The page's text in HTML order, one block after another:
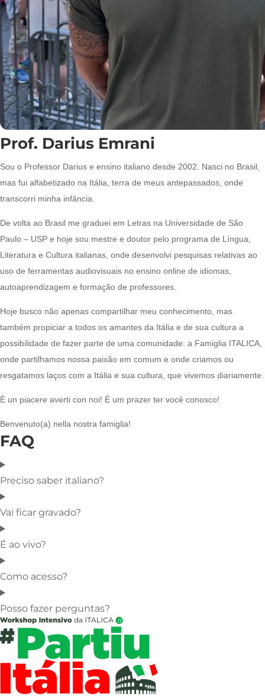
Prof. Darius Emrani
Sou o Professor Darius e ensino italiano desde 2002. Nasci no Brasil,
mas fui alfabetizado na Itália, terra de meus antepassados, onde
transcorri minha infância.
De volta ao Brasil me graduei em Letras na Universidade de São
Paulo – USP e hoje sou mestre e doutor pelo programa de Língua,
Literatura e Cultura italianas, onde desenvolvi pesquisas relativas ao
uso de ferramentas audiovisuais no ensino online de idiomas,
autoaprendizagem e formação de professores.
Hoje busco não apenas compartilhar meu conhecimento, mas
também propiciar a todos os amantes da Itália e de sua cultura a
possibilidade de fazer parte de uma comunidade: a Famiglia ITALICA,
onde partilhamos nossa paixão em comum e onde criamos ou
resgatamos laços com a Itália e sua cultura, que vivemos diariamente.
È un piacere averti con noi! É um prazer ter você conosco!
Benvenuto(a) nella nostra famiglia!
FAQ
Preciso saber italiano?
Vai ficar gravado?
É ao vivo?
Como acesso?
Posso fazer perguntas?